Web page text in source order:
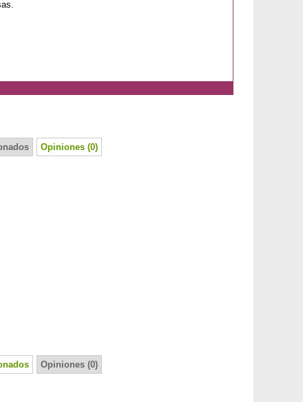
Opiniones (0)
Opiniones (0)